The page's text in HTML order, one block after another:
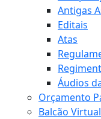
Antigas
Editais
Atas
Áudios
Orçamento
Balcão Virtual